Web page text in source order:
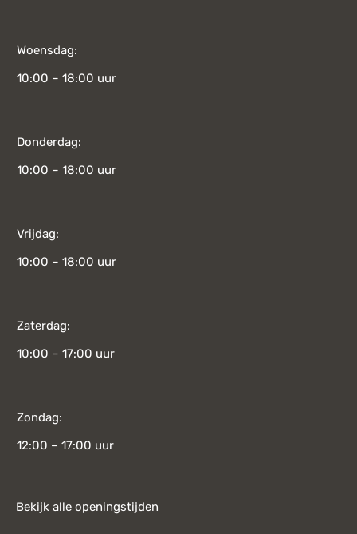
Woensdag:
10:00 – 18:00 uur
Donderdag:
10:00 – 18:00 uur
Vrijdag:
10:00 – 18:00 uur
Zaterdag:
10:00 – 17:00 uur
Zondag:
12:00 – 17:00 uur
Bekijk alle openingstijden